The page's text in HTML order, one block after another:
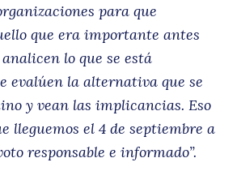
para que
que era importante antes
lo que se está
evalúen la alternativa que se
y vean las implicancias. Eso
lleguemos el 4 de septiembre a
responsable e informado”.